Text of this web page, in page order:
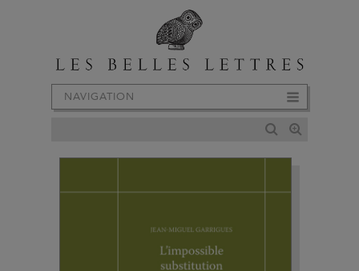
NAVIGATION